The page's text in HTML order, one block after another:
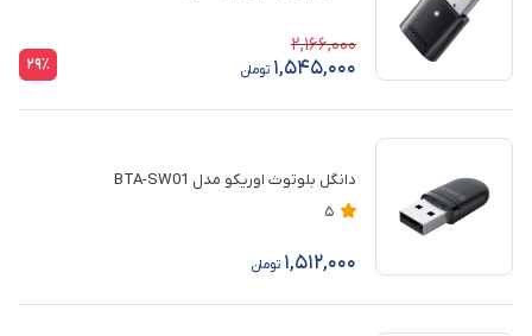
2,166,000
1,545,000 تومان 29٪
دانگل بلوتوث اوریکو مدل BTA-SW01
5
1,512,000 تومان